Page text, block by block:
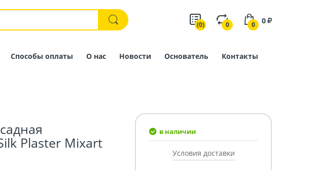
(0) 0 0 0
Способы оплаты О нас Новости Основатель Контакты
Plaster Mixart
в наличии
Условия доставки